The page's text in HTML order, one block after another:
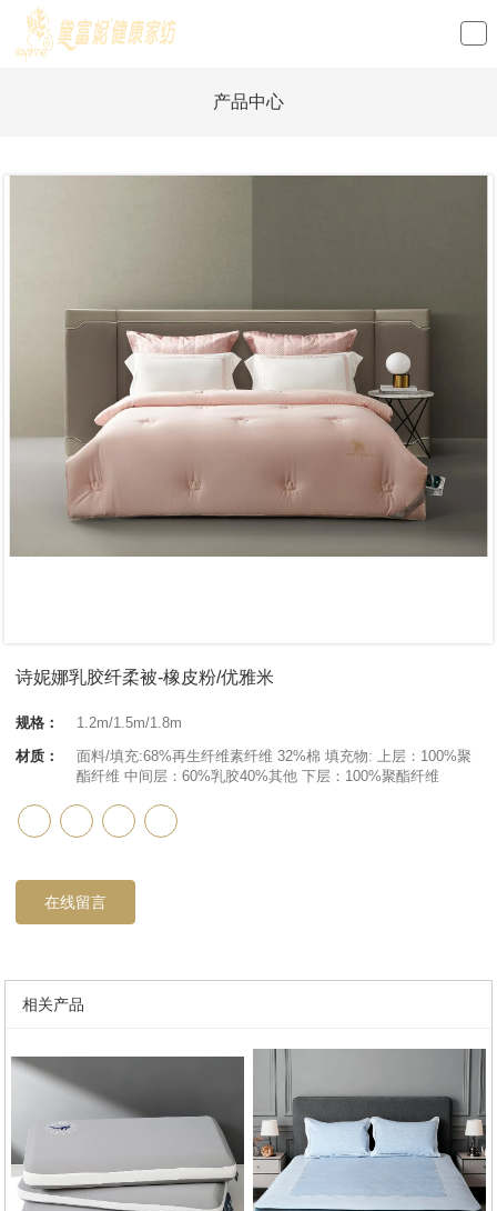
loading
产品中心
诗妮娜乳胶纤柔被-橡皮粉/优雅米
规格：
1.2m/1.5m/1.8m
材质：
面料/填充:68%再生纤维素纤维 32%棉 填充物: 上层：100%聚
酯纤维 中间层：60%乳胶40%其他 下层：100%聚酯纤维
在线留言
相关产品